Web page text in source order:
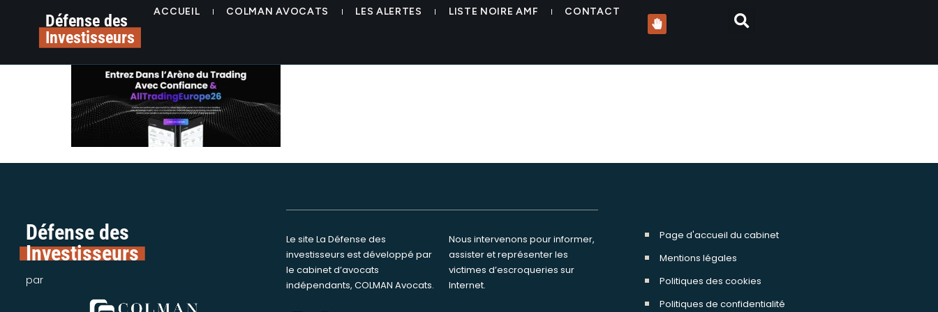
Défense des
Investisseurs
ACCUEIL COLMAN AVOCATS LES ALERTES LISTE NOIRE AMF CONTACT
alerte plateforme alltrading europe 26 arnaque colman avocats
Défense des
Investisseurs
par
Le site La Défense des
investisseurs est développé par
le cabinet d’avocats
indépendants, COLMAN Avocats.
Nous intervenons pour informer,
assister et représenter les
victimes d’escroqueries sur
Internet.
Page d'accueil du cabinet
Mentions légales
Politiques des cookies
Politiques de confidentialité